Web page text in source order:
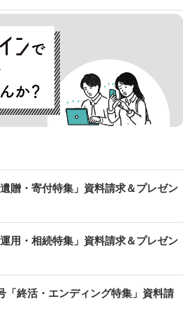
贈・寄付特集」資料請求＆プレゼン
用・相続特集」資料請求＆プレゼン
「終活・エンディング特集」資料請